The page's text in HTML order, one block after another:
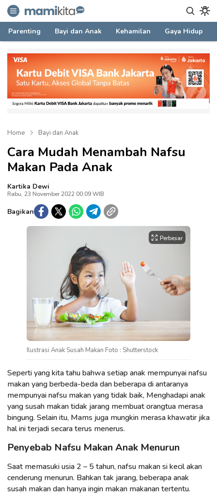
mamikita.com
Informasi Parenting untuk Mami Milenial
Parenting Bayi dan Anak Kehamilan Gaya Hidup
Home Bayi dan Anak
Cara Mudah Menambah Nafsu
Makan Pada Anak
Kartika Dewi
Rabu, 23 November 2022 00:09 WIB
Bagikan
Perbesar
Ilustrasi Anak Susah Makan Foto : Shutterstock
Seperti yang kita tahu bahwa setiap anak mempunyai nafsu
makan yang berbeda-beda dan beberapa di antaranya
mempunyai nafsu makan yang tidak baik, Menghadapi anak
yang susah makan tidak jarang membuat orangtua merasa
bingung. Selain itu, Mams juga mungkin merasa khawatir jika
hal ini terjadi secara terus menerus.
Penyebab Nafsu Makan Anak Menurun
Saat memasuki usia 2 – 5 tahun, nafsu makan si kecil akan
cenderung menurun. Bahkan tak jarang, beberapa anak
susah makan dan hanya ingin makan makanan tertentu.